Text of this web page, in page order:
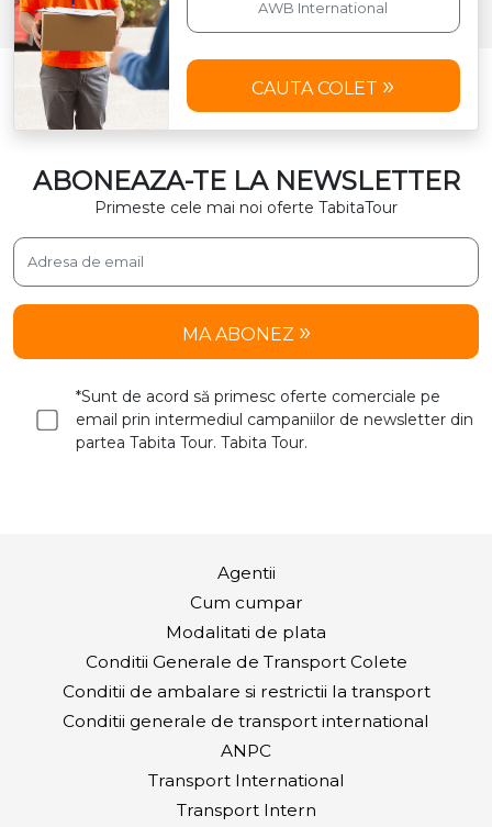
CAUTA COLET
ABONEAZA-TE LA NEWSLETTER
Primeste cele mai noi oferte TabitaTour
MA ABONEZ
*Sunt de acord să primesc oferte comerciale pe
email prin intermediul campaniilor de newsletter din
partea Tabita Tour. Tabita Tour.
Agentii
Cum cumpar
Modalitati de plata
Conditii Generale de Transport Colete
Conditii de ambalare si restrictii la transport
Conditii generale de transport international
ANPC
Transport International
Transport Intern